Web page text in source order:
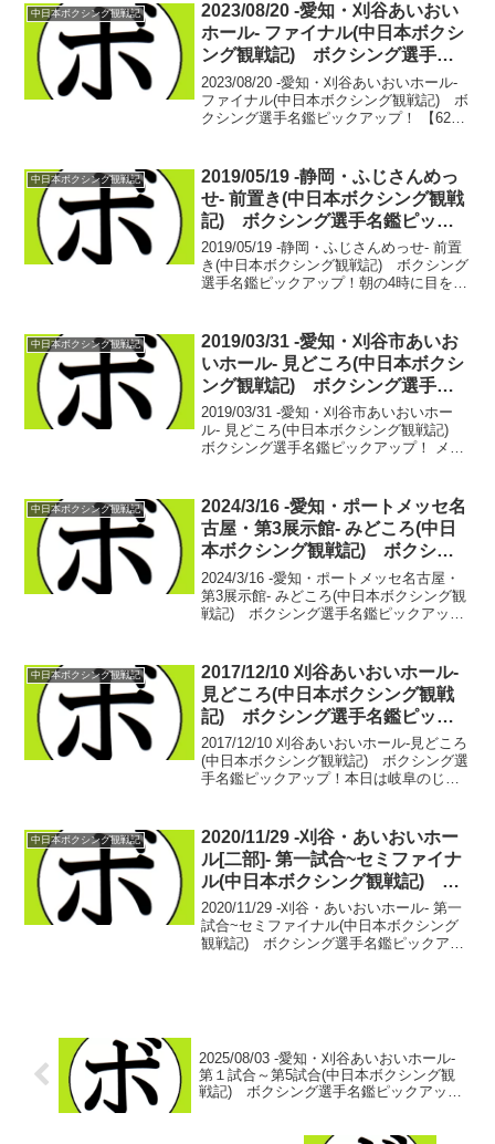
中日本ボクシング観戦記
2023/08/20 -愛知・刈谷あいおい
ホール- ファイナル(中日本ボクシ
ング観戦記) ボクシング選手名
鑑ピックアップ！
2023/08/20 -愛知・刈谷あいおいホール-
ファイナル(中日本ボクシング観戦記) ボ
クシング選手名鑑ピックアップ！ 【62Kg
(1KO)10敗...
中日本ボクシング観戦記
2019/05/19 -静岡・ふじさんめっ
せ- 前置き(中日本ボクシング観戦
記) ボクシング選手名鑑ピック
アップ！
2019/05/19 -静岡・ふじさんめっせ- 前置
き(中日本ボクシング観戦記) ボクシング
選手名鑑ピックアップ！朝の4時に目を覚
ョンが上がり始める。出発の準備を整え
な...
中日本ボクシング観戦記
2019/03/31 -愛知・刈谷市あいお
いホール- 見どころ(中日本ボクシ
ング観戦記) ボクシング選手名
鑑ピックアップ！
2019/03/31 -愛知・刈谷市あいおいホー
ル- 見どころ(中日本ボクシング観戦記)
ボクシング選手名鑑ピックアップ！ メイ
人が、中央の目が届かない場所で潰し合
う...
中日本ボクシング観戦記
2024/3/16 -愛知・ポートメッセ名
古屋・第3展示館- みどころ(中日
本ボクシング観戦記) ボクシン
グ選手名鑑ピックアップ！
2024/3/16 -愛知・ポートメッセ名古屋・
第3展示館- みどころ(中日本ボクシング観
戦記) ボクシング選手名鑑ピックアッ
BOMUがVol.2として名古屋で...
中日本ボクシング観戦記
2017/12/10 刈谷あいおいホール-
見どころ(中日本ボクシング観戦
記) ボクシング選手名鑑ピック
アップ！
2017/12/10 刈谷あいおいホール-見どころ
(中日本ボクシング観戦記) ボクシング選
手名鑑ピックアップ！本日は岐阜のじゅ
紹介…明日から延々と今日からの...
中日本ボクシング観戦記
2020/11/29 -刈谷・あいおいホー
ル[二部]- 第一試合~セミファイナ
ル(中日本ボクシング観戦記) ボ
クシング選手名鑑ピックアップ！
2020/11/29 -刈谷・あいおいホール- 第一
試合~セミファイナル(中日本ボクシング
観戦記) ボクシング選手名鑑ピックアッ
2025/08/03 -愛知・刈谷あいおいホール-
第１試合～第5試合(中日本ボクシング観
戦記) ボクシング選手名鑑ピックアッ